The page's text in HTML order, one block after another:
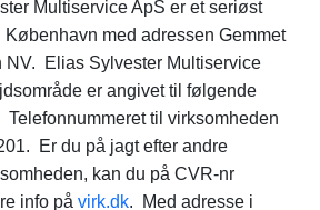
Multiservice ApS er et seriøst
København med adressen Gemmet
NV. Elias Sylvester Multiservice
er angivet til følgende
Telefonnummeret til virksomheden
Er du på jagt efter andre
kan du på CVR-nr
info på virk.dk. Med adresse i